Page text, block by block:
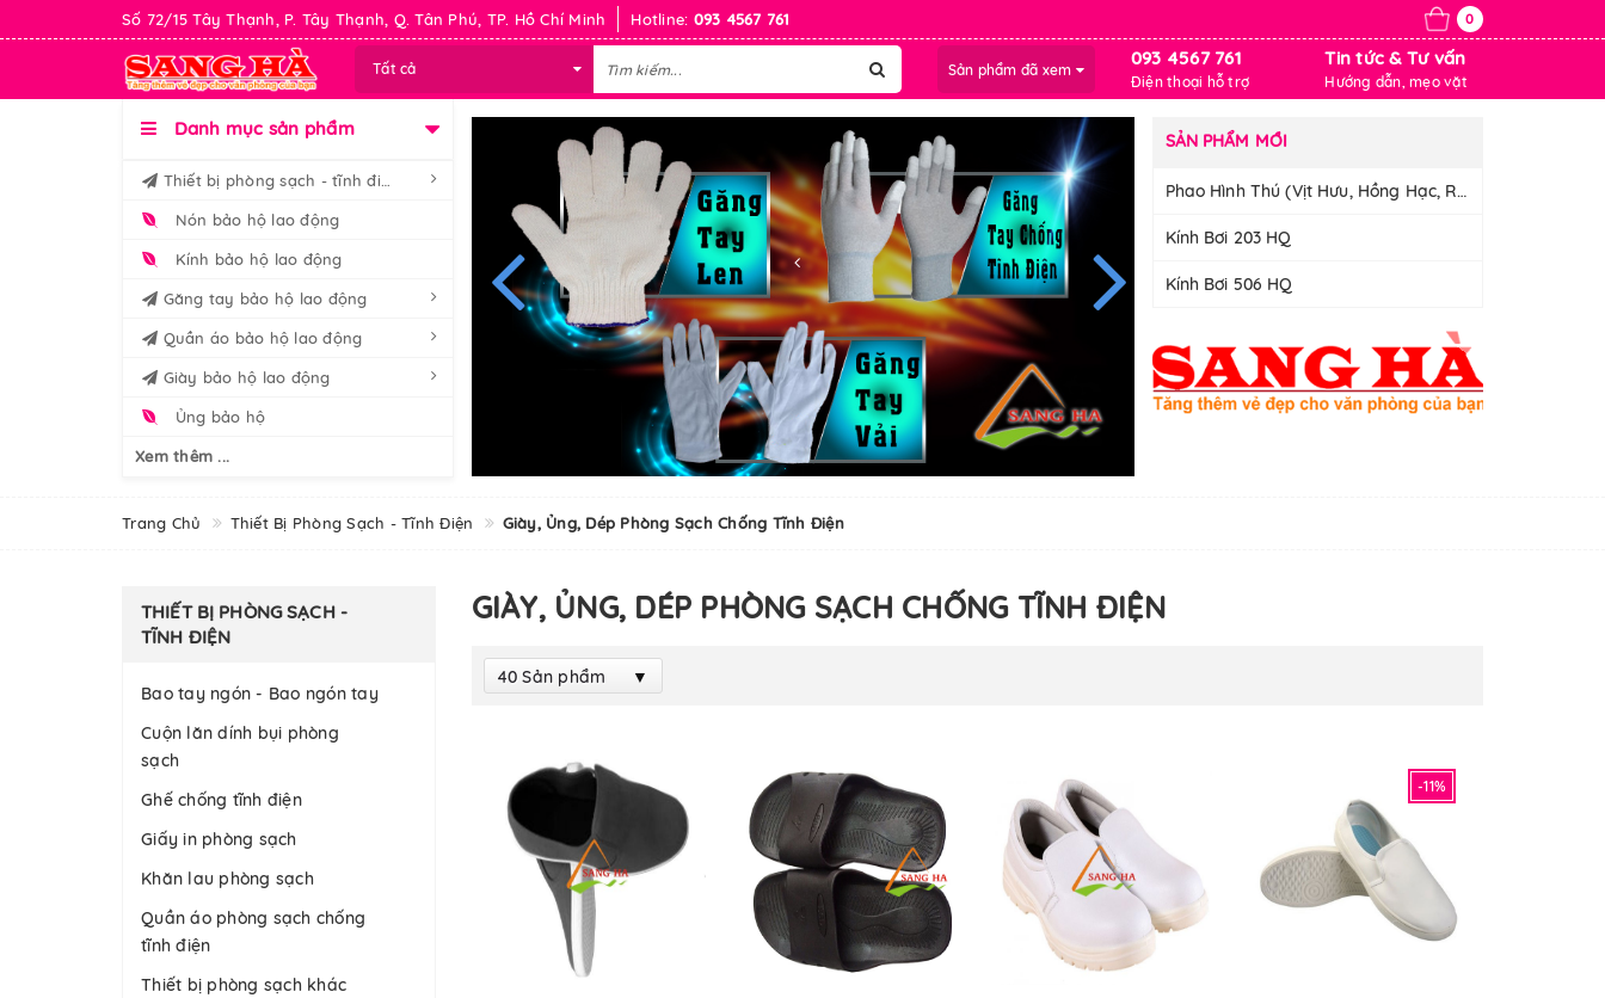
Số 72/15 Tây Thạnh, P. Tây Thạnh, Q. Tân Phú, TP. Hồ Chí Minh Hotline: 093 4567 761 0
Tất cả Sản phẩm đã xem 093 4567 761
Điện thoại hỗ trợ
Tin tức & Tư vấn
Hướng dẫn, mẹo vặt
Danh mục sản phẩm
Thiết bị phòng sạch - tĩnh điện
Nón bảo hộ lao động
Kính bảo hộ lao động
Găng tay bảo hộ lao động
Quần áo bảo hộ lao động
Giày bảo hộ lao động
Ủng bảo hộ
Xem thêm ...
SẢN PHẨM MỚI
Phao Hình Thú (Vịt Hưu, Hồng Hạc, Rùa)
Kính Bơi 203 HQ
Kính Bơi 506 HQ
Trang Chủ Thiết Bị Phòng Sạch - Tĩnh Điện Giày, Ủng, Dép Phòng Sạch Chống Tĩnh Điện
GIÀY, ỦNG, DÉP PHÒNG SẠCH CHỐNG TĨNH ĐIỆN
40 Sản phẩm
-11%
THIẾT BỊ PHÒNG SẠCH -
TĨNH ĐIỆN
Bao tay ngón - Bao ngón tay
Cuộn lăn dính bụi phòng
sạch
Ghế chống tĩnh điện
Giấy in phòng sạch
Khăn lau phòng sạch
Quần áo phòng sạch chống
tĩnh điện
Thiết bị phòng sạch khác